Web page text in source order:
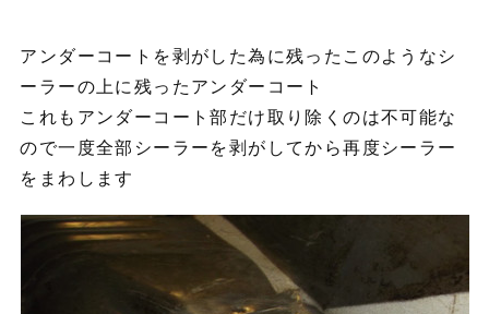
アンダーコートを剥がした為に残ったこのようなシ
ーラーの上に残ったアンダーコート
これもアンダーコート部だけ取り除くのは不可能な
ので一度全部シーラーを剥がしてから再度シーラー
をまわします